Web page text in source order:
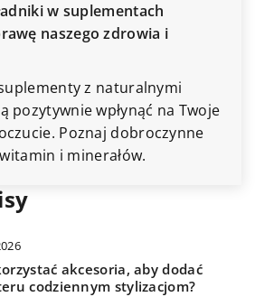
w suplementach
naszego zdrowia i
z naturalnymi
pozytywnie wpłynąć na Twoje
Poznaj dobroczynne
i minerałów.
akcesoria, aby dodać
codziennym stylizacjom?